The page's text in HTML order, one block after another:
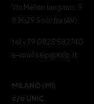
Via Melito Iangano, 9
83029 Solofra (AV)
tel +39 0825 582740
e-mail ssip@ssip.it
MILANO (MI)
c/o UNIC